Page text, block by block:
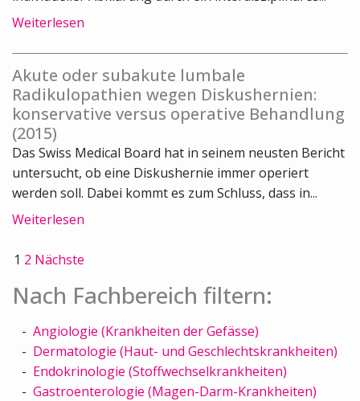
Weiterlesen
Akute oder subakute lumbale
Radikulopathien wegen Diskushernien:
konservative versus operative Behandlung
(2015)
Das Swiss Medical Board hat in seinem neusten Bericht
untersucht, ob eine Diskushernie immer operiert
werden soll. Dabei kommt es zum Schluss, dass in...
Weiterlesen
1 2 Nächste
Nach Fachbereich filtern:
Angiologie (Krankheiten der Gefässe)
Dermatologie (Haut- und Geschlechtskrankheiten)
Endokrinologie (Stoffwechselkrankheiten)
Gastroenterologie (Magen-Darm-Krankheiten)